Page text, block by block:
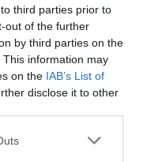
third parties prior to
out of the further
by third parties on the
This information may
on the IAB’s List of
disclose it to other
one or more Google
dolgot
tudom
felolvassam-
néhány